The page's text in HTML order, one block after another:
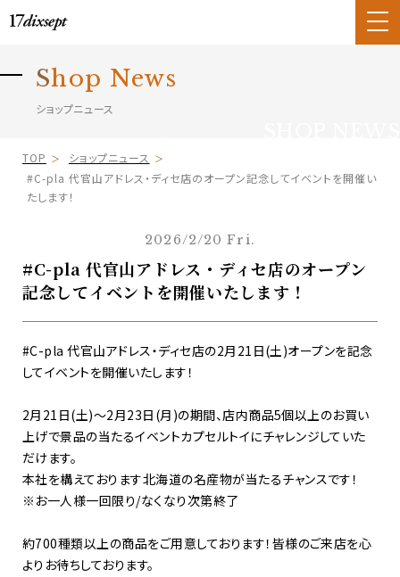
Shop News
ショップニュース
TOP
ショップニュース
#C-pla 代官山アドレス・ディセ店のオープン記念してイベントを開催い
たします！
2026/2/20 Fri.
#C-pla 代官山アドレス・ディセ店のオープン
記念してイベントを開催いたします！
#C-pla 代官山アドレス・ディセ店の2月21日(土)オープンを記念
してイベントを開催いたします！
2月21日(土)～2月23日(月)の期間、店内商品5個以上のお買い
上げで景品の当たるイベントカプセルトイにチャレンジしていた
だけます。
本社を構えております北海道の名産物が当たるチャンスです！
※お一人様一回限り/なくなり次第終了
約700種類以上の商品をご用意しております！皆様のご来店を心
よりお待ちしております。